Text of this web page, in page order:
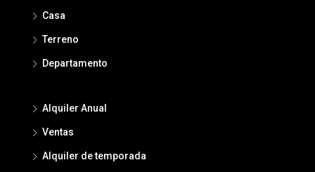
Casa
Terreno
Departamento
Alquiler Anual
Ventas
Alquiler de temporada